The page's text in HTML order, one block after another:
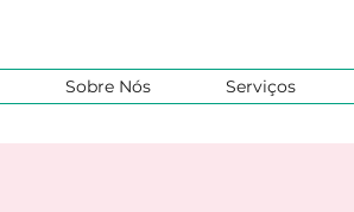
Sobre Nós Serviços